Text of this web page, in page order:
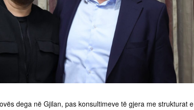
dega në Gjilan, pas konsultimeve të gjera me strukturat e